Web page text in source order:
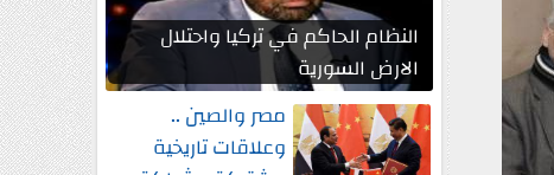
النظام الحاكم في تركيا واحتلال
الارض السورية
مصر والصين ..
وعلاقات تاريخية